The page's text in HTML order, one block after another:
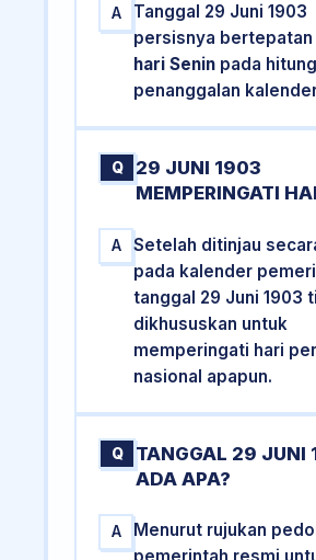
A
Tanggal 29 Juni 1903
persisnya bertepatan
hari Senin pada
penanggalan
Q
29 JUNI 1903
MEMPERINGATI
A
Setelah ditinjau
pada kalender
tanggal 29 Juni 1903
dikhususkan untuk
memperingati hari
nasional apapun.
Q
TANGGAL 29 JUNI
ADA APA?
A
Menurut rujukan